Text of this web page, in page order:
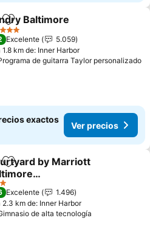
Agregar a favoritos
Baltimore
Excelente
5.059
1.8 km de: Inner Harbor
de guitarra Taylor personalizado
exactos
Ver precios
Agregar a favoritos
by Marriott
McHenry Row
precios
Excelente
1.496
2.3 km de: Inner Harbor
de alta tecnología